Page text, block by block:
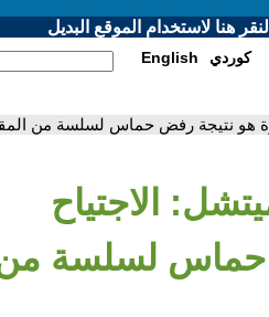
هنا لاستخدام الموقع البديل
English كوردي
هو نتيجة رفض حماس لسلسة من
الاجتياح
حماس لسلسة